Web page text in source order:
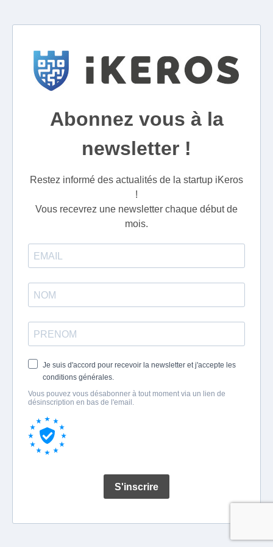
Abonnez vous à la
newsletter !
Restez informé des actualités de la startup iKeros
!
Vous recevrez une newsletter chaque début de
mois.
Je suis d'accord pour recevoir la newsletter et j'accepte les
conditions générales.
Vous pouvez vous désabonner à tout moment via un lien de
désinscription en bas de l'email.
S'inscrire